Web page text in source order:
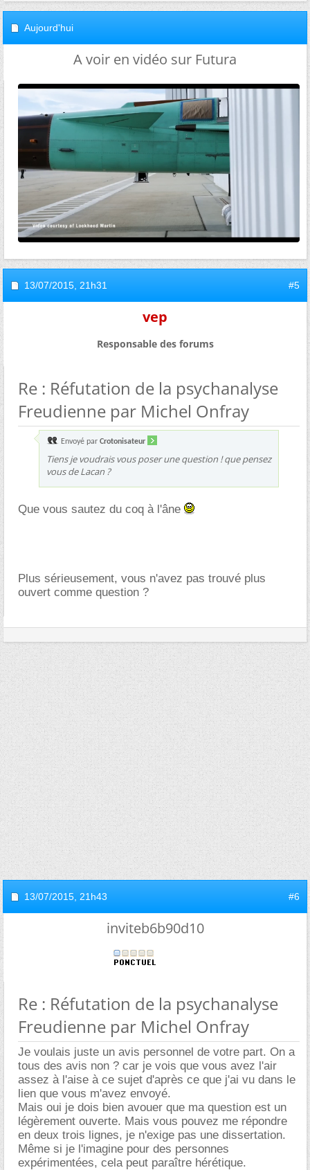
Aujourd'hui
A voir en vidéo sur Futura
13/07/2015, 21h31 #5
vep
Responsable des forums
Re : Réfutation de la psychanalyse
Freudienne par Michel Onfray
Envoyé par Crotonisateur
Tiens je voudrais vous poser une question ! que pensez
vous de Lacan ?
Que vous sautez du coq à l'âne
Plus sérieusement, vous n'avez pas trouvé plus
ouvert comme question ?
13/07/2015, 21h43 #6
inviteb6b90d10
Re : Réfutation de la psychanalyse
Freudienne par Michel Onfray
Je voulais juste un avis personnel de votre part. On a
tous des avis non ? car je vois que vous avez l'air
assez à l'aise à ce sujet d'après ce que j'ai vu dans le
lien que vous m'avez envoyé.
Mais oui je dois bien avouer que ma question est un
légèrement ouverte. Mais vous pouvez me répondre
en deux trois lignes, je n'exige pas une dissertation.
Même si je l'imagine pour des personnes
expérimentées, cela peut paraître hérétique.